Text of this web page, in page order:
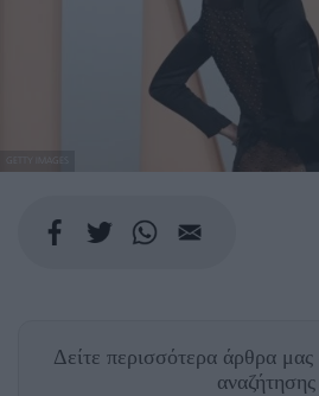
GETTY IMAGES
Δείτε περισσότερα άρθρα μας
αναζήτησης